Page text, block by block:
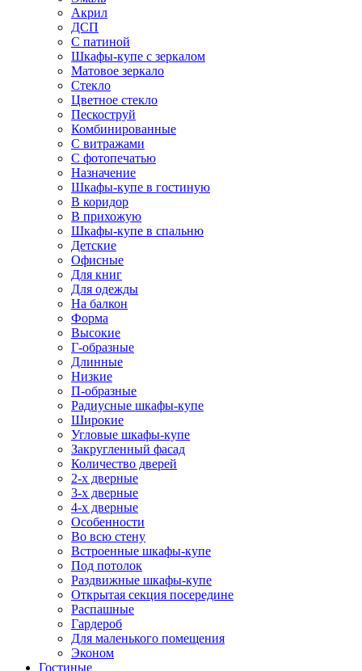
Акрил
ДСП
С патиной
Шкафы-купе с зеркалом
Матовое зеркало
Стекло
Цветное стекло
Пескоструй
Комбинированные
С витражами
С фотопечатью
Назначение
Шкафы-купе в гостиную
В коридор
В прихожую
Шкафы-купе в спальню
Детские
Офисные
Для книг
Для одежды
На балкон
Форма
Высокие
Г-образные
Длинные
Низкие
П-образные
Радиусные шкафы-купе
Широкие
Угловые шкафы-купе
Закругленный фасад
Количество дверей
2-х дверные
3-х дверные
4-х дверные
Особенности
Во всю стену
Встроенные шкафы-купе
Под потолок
Раздвижные шкафы-купе
Открытая секция посередине
Распашные
Гардероб
Для маленького помещения
Эконом
Гостиные